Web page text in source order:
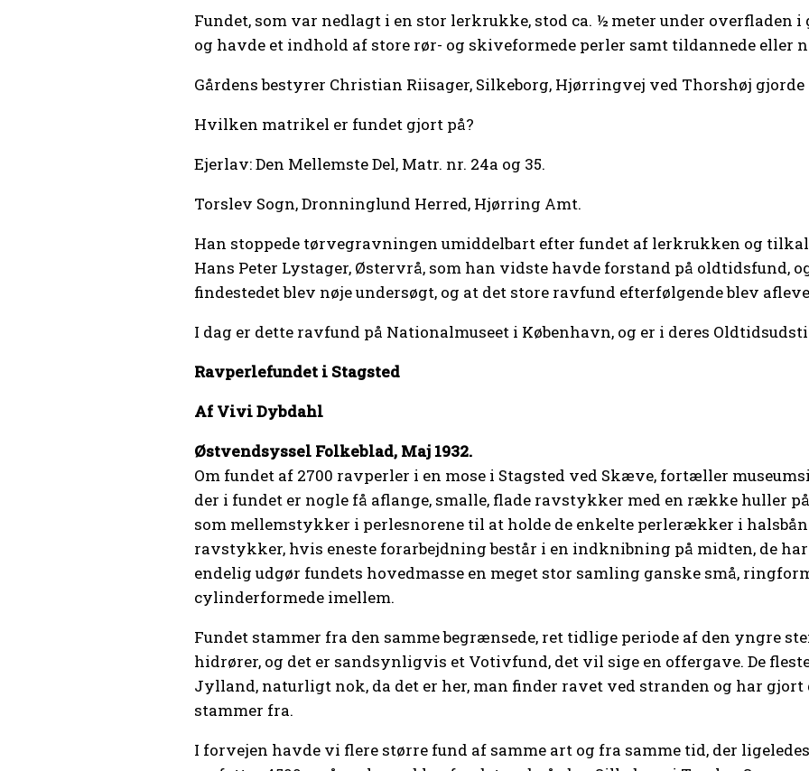
Fundet, som var nedlagt i en stor lerkrukke, stod ca. ½ meter under overfladen
og havde et indhold af store rør- og skiveformede perler samt tildannede eller
Gårdens bestyrer Christian Riisager, Silkeborg, Hjørringvej ved Thorshøj
Hvilken matrikel er fundet gjort på?
Ejerlav: Den Mellemste Del, Matr. nr. 24a og 35.
Torslev Sogn, Dronninglund Herred, Hjørring Amt.
Han stoppede tørvegravningen umiddelbart efter fundet af lerkrukken og
Hans Peter Lystager, Østervrå, som han vidste havde forstand på oldtidsfund,
findestedet blev nøje undersøgt, og at det store ravfund efterfølgende blev
I dag er dette ravfund på Nationalmuseet i København, og er i deres
Ravperlefundet i Stagsted
Af Vivi Dybdahl
Østvendsyssel Folkeblad, Maj 1932.
Om fundet af 2700 ravperler i en mose i Stagsted ved Skæve, fortæller
der i fundet er nogle få aflange, smalle, flade ravstykker med en række huller
som mellemstykker i per­le­sno­re­ne til at holde de enkelte perlerækker i
ravstykker, hvis eneste forarbejdning består i en indknibning på midten, de
endelig udgør fundets hovedmasse en meget stor samling ganske små,
cylinderformede imellem.
Fundet stammer fra den samme begrænsede, ret tidlige periode af den yngre
hidrører, og det er sandsynligvis et Votivfund, det vil sige en offergave. De
Jylland, naturligt nok, da det er her, man finder ravet ved stranden og har
stammer fra.
I forvejen havde vi flere større fund af samme art og fra samme tid, der